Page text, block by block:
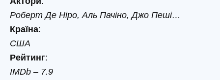
Роберт Де Ніро, Аль Пачіно, Джо Пеші…
Країна:
США
Рейтинг:
IMDb – 7.9